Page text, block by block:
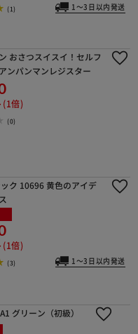
(1) 1～3日以内発送
おさつスイスイ！セルフ
ンパンマンレジスター
(1倍)
(0)
ク 10696 黄色のアイデ
(1倍)
(3) 1～3日以内発送
グリーン（初級）